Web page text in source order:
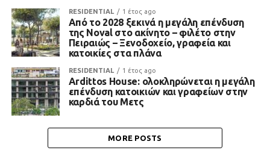
RESIDENTIAL 1 έτος ago
Από το 2028 ξεκινά η μεγάλη επένδυση
της Noval στο ακίνητο – φιλέτο στην
Πειραιώς – Ξενοδοχείο, γραφεία και
κατοικίες στα πλάνα
RESIDENTIAL 1 έτος ago
Ardittos House: ολοκληρώνεται η μεγάλη
επένδυση κατοικιών και γραφείων στην
καρδιά του Μετς
MORE POSTS